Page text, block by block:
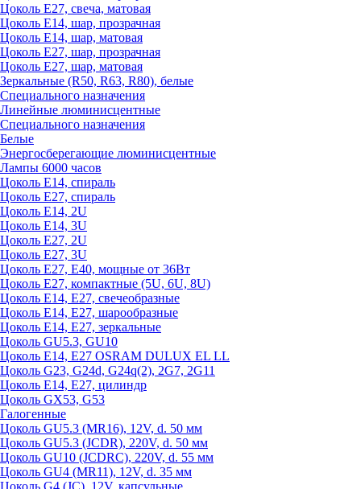
Цоколь Е27, свеча, матовая
Цоколь Е14, шар, прозрачная
Цоколь Е14, шар, матовая
Цоколь Е27, шар, прозрачная
Цоколь Е27, шар, матовая
Зеркальные (R50, R63, R80), белые
Специального назначения
Линейные люминисцентные
Специального назначения
Белые
Энергосберегающие люминисцентные
Лампы 6000 часов
Цоколь Е14, спираль
Цоколь Е27, спираль
Цоколь Е14, 2U
Цоколь Е14, 3U
Цоколь Е27, 2U
Цоколь Е27, 3U
Цоколь Е27, Е40, мощные от 36Вт
Цоколь Е27, компактные (5U, 6U, 8U)
Цоколь Е14, Е27, свечеобразные
Цоколь Е14, Е27, шарообразные
Цоколь Е14, Е27, зеркальные
Цоколь GU5.3, GU10
Цоколь Е14, Е27 OSRAM DULUX EL LL
Цоколь G23, G24d, G24q(2), 2G7, 2G11
Цоколь Е14, Е27, цилиндр
Цоколь GX53, G53
Галогенные
Цоколь GU5.3 (MR16), 12V, d. 50 мм
Цоколь GU5.3 (JCDR), 220V, d. 50 мм
Цоколь GU10 (JCDRC), 220V, d. 55 мм
Цоколь GU4 (MR11), 12V, d. 35 мм
Цоколь G4 (JC), 12V, капсульные